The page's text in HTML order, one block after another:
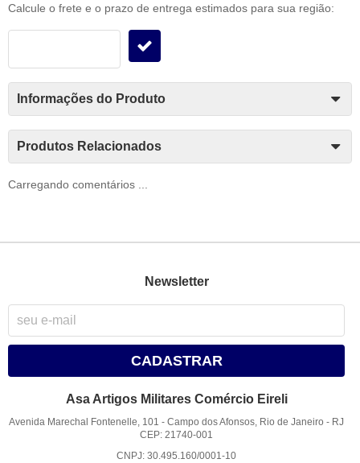
Calcule o frete e o prazo de entrega estimados para sua região:
Informações do Produto
Produtos Relacionados
Carregando comentários ...
Newsletter
CADASTRAR
Asa Artigos Militares Comércio Eireli
Avenida Marechal Fontenelle, 101 -Campo dos Afonsos, Rio de Janeiro - RJ
CEP: 21740-001
CNPJ: 30.495.160/0001-10